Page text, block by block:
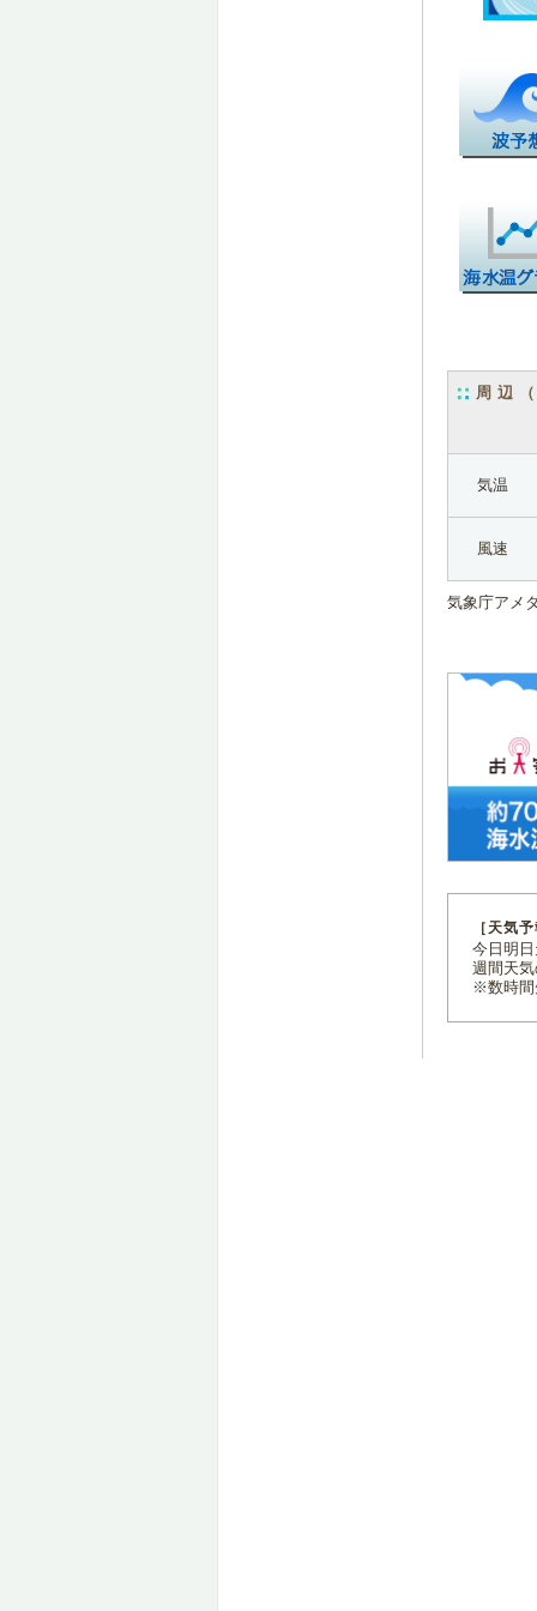
周辺
気温
風速
気象庁アメ
［天気
今日明
週間天
※数時間